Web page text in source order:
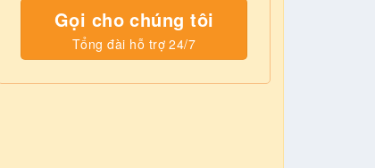
Gọi cho chúng tôi
Tổng đài hỗ trợ 24/7